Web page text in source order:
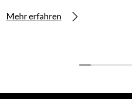
Mehr erfahren